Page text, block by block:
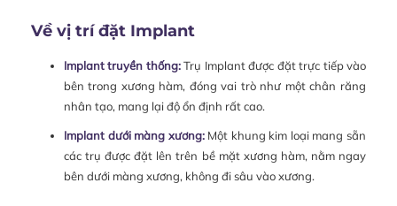
Về vị trí đặt Implant
Implant truyền thống:Trụ Implant được đặt trực tiếp vào
bên trong xương hàm, đóng vai trò như một chân răng
nhân tạo, mang lại độ ổn định rất cao.
Implant dưới màng xương:Một khung kim loại mang sẵn
các trụ được đặt lên trên bề mặt xương hàm, nằm ngay
bên dưới màng xương, không đi sâu vào xương.